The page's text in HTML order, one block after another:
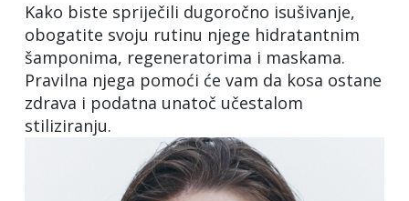
Kako biste spriječili dugoročno isušivanje,
obogatite svoju rutinu njege hidratantnim
šamponima, regeneratorima i maskama.
Pravilna njega pomoći će vam da kosa ostane
zdrava i podatna unatoč učestalom
stiliziranju.